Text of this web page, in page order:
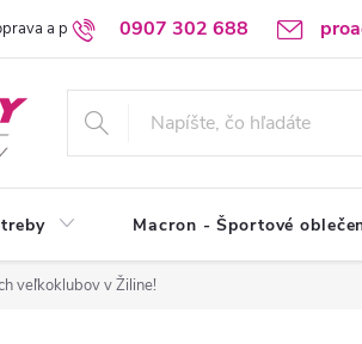
0907 302 688
a platba Ochrana osobných údajov /
Macron - Športové
veľkoklubov v Žiline!